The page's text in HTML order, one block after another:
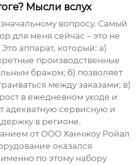
Мысли вслух
вопросу. Самый
для меня сейчас – это не
аппарат, который: а)
производственные
браком; б) позволяет
между заказами; в)
в ежедневном уходе и
адекватную сервисную и
в регионе.
от ООО Ханчжоу Ройал
оказался
по этому набору